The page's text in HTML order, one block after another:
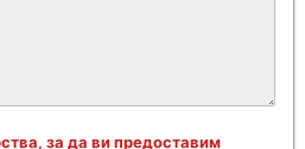
за да ви предоставим